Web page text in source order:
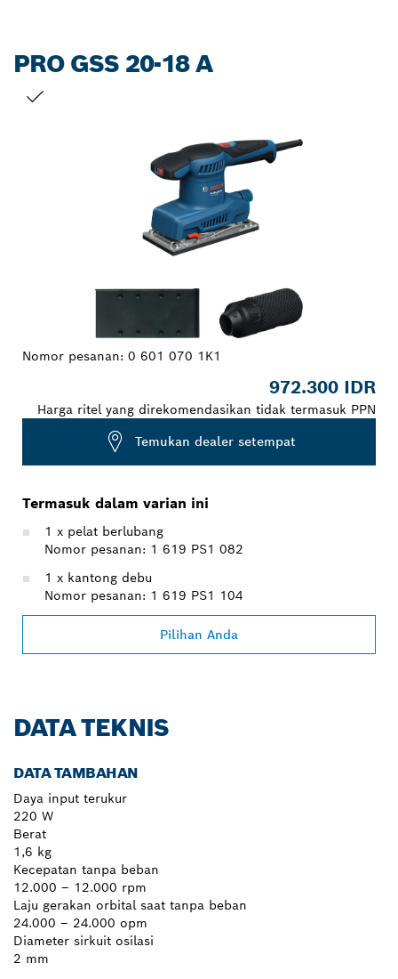
PRO GSS 20-18 A
Nomor pesanan: 0 601 070 1K1
972.300 IDR
Harga ritel yang direkomendasikan tidak termasuk PPN
Temukan dealer setempat
Termasuk dalam varian ini
1 x pelat berlubang
Nomor pesanan: 1 619 PS1 082
1 x kantong debu
Nomor pesanan: 1 619 PS1 104
Pilihan Anda
DATA TEKNIS
DATA TAMBAHAN
Daya input terukur
220 W
Berat
1,6 kg
Kecepatan tanpa beban
12.000 – 12.000 rpm
Laju gerakan orbital saat tanpa beban
24.000 – 24.000 opm
Diameter sirkuit osilasi
2 mm